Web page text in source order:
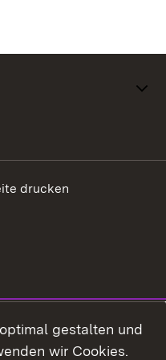
drucken
gestalten und
wir Cookies.